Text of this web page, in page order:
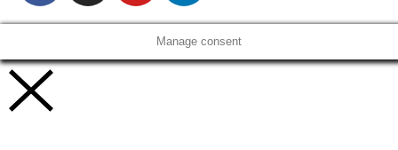
Manage consent